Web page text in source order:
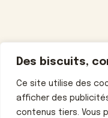
Des biscuits,
Ce site utilise des
afficher des
contenus tiers. Vous